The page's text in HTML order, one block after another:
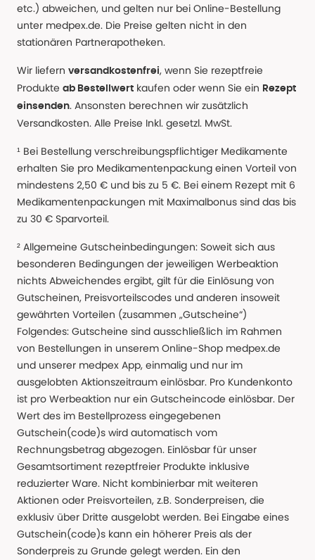
etc.) abweichen, und gelten nur bei Online-Bestellung
unter medpex.de. Die Preise gelten nicht in den
stationären Partnerapotheken.
Wir liefern versandkostenfrei, wenn Sie rezeptfreie
Produkte ab Bestellwert kaufen oder wenn Sie ein Rezept
einsenden. Ansonsten berechnen wir zusätzlich
Versandkosten. Alle Preise Inkl. gesetzl. MwSt.
¹ Bei Bestellung verschreibungspflichtiger Medikamente
erhalten Sie pro Medikamentenpackung einen Vorteil von
mindestens 2,50 € und bis zu 5 €. Bei einem Rezept mit 6
Medikamentenpackungen mit Maximalbonus sind das bis
zu 30 € Sparvorteil.
² Allgemeine Gutscheinbedingungen: Soweit sich aus
besonderen Bedingungen der jeweiligen Werbeaktion
nichts Abweichendes ergibt, gilt für die Einlösung von
Gutscheinen, Preisvorteilscodes und anderen insoweit
gewährten Vorteilen (zusammen „Gutscheine“)
Folgendes: Gutscheine sind ausschließlich im Rahmen
von Bestellungen in unserem Online-Shop medpex.de
und unserer medpex App, einmalig und nur im
ausgelobten Aktionszeitraum einlösbar. Pro Kundenkonto
ist pro Werbeaktion nur ein Gutscheincode einlösbar. Der
Wert des im Bestellprozess eingegebenen
Gutschein(code)s wird automatisch vom
Rechnungsbetrag abgezogen. Einlösbar für unser
Gesamtsortiment rezeptfreier Produkte inklusive
reduzierter Ware. Nicht kombinierbar mit weiteren
Aktionen oder Preisvorteilen, z.B. Sonderpreisen, die
exklusiv über Dritte ausgelobt werden. Bei Eingabe eines
Gutschein(code)s kann ein höherer Preis als der
Sonderpreis zu Grunde gelegt werden. Ein den